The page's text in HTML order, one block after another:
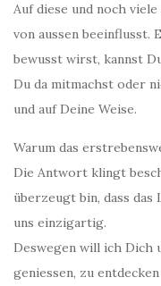
Auf diese und noch
von aussen beeinflusst.
bewusst wirst, kannst
Du da mitmachst oder
und auf Deine Weise.
Warum das
Die Antwort klingt
überzeugt bin, dass das
uns einzigartig.
Deswegen will ich Dich
geniessen, zu